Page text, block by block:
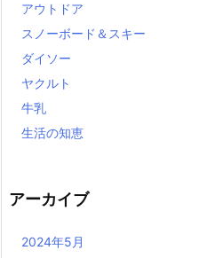
アウトドア
スノーボード＆スキー
ダイソー
ヤクルト
牛乳
生活の知恵
アーカイブ
2024年5月